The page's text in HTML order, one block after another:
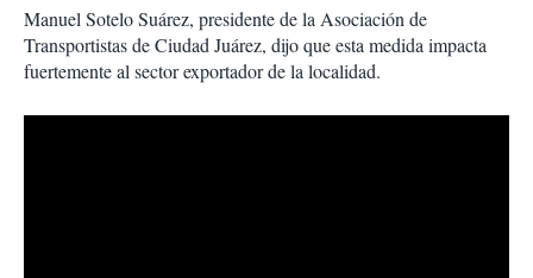
Manuel Sotelo Suárez, presidente de la Asociación de
Transportistas de Ciudad Juárez, dijo que esta medida impacta
fuertemente al sector exportador de la localidad.